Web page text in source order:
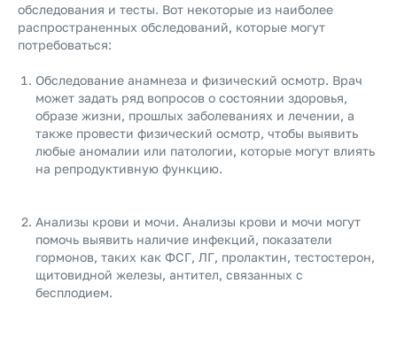
обследования и тесты. Вот некоторые из наиболее
распространенных обследований, которые могут
потребоваться:
Обследование анамнеза и физический осмотр. Врач
может задать ряд вопросов о состоянии здоровья,
образе жизни, прошлых заболеваниях и лечении, а
также провести физический осмотр, чтобы выявить
любые аномалии или патологии, которые могут влиять
на репродуктивную функцию.
Анализы крови и мочи. Анализы крови и мочи могут
помочь выявить наличие инфекций, показатели
гормонов, таких как ФСГ, ЛГ, пролактин, тестостерон,
щитовидной железы, антител, связанных с
бесплодием.